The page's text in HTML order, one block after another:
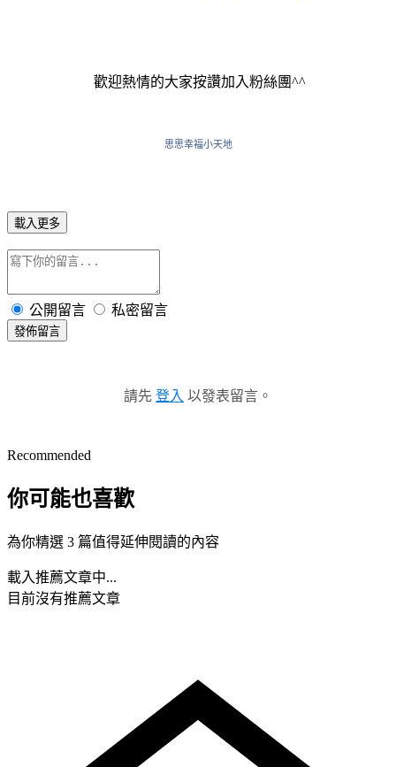
歡迎熱情的大家按讚加入粉絲團^^
思思幸福小天地
載入更多
公開留言 私密留言
發佈留言
請先 登入 以發表留言。
Recommended
你可能也喜歡
為你精選 3 篇值得延伸閱讀的內容
載入推薦文章中...
目前沒有推薦文章